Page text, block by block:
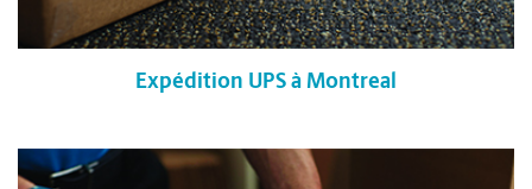
Expédition UPS à Montreal